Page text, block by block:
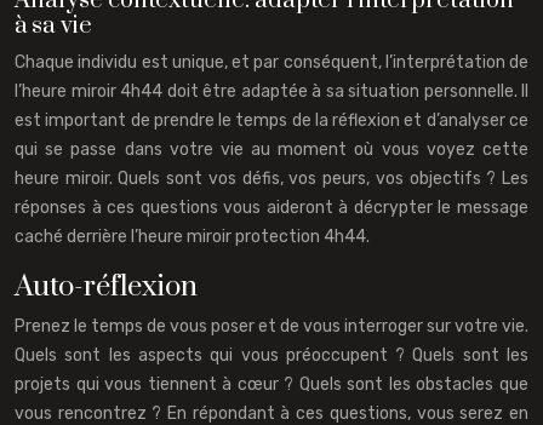
à sa vie
Chaque individu est unique, et par conséquent, l’interprétation de
l’heure miroir 4h44 doit être adaptée à sa situation personnelle. Il
est important de prendre le temps de la réflexion et d’analyser ce
qui se passe dans votre vie au moment où vous voyez cette
heure miroir. Quels sont vos défis, vos peurs, vos objectifs ? Les
réponses à ces questions vous aideront à décrypter le message
caché derrière l’heure miroir protection 4h44.
Auto-réflexion
Prenez le temps de vous poser et de vous interroger sur votre vie.
Quels sont les aspects qui vous préoccupent ? Quels sont les
projets qui vous tiennent à cœur ? Quels sont les obstacles que
vous rencontrez ? En répondant à ces questions, vous serez en